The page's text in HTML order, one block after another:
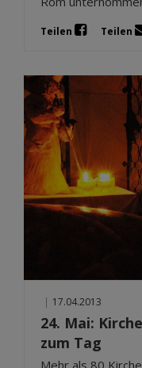
Teilen Teilen
| 17.04.2013
24. Mai:
zum Tag
Mehr als 80